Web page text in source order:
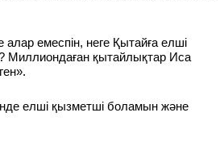
емеспін, неге Қытайға елші
Миллиондаған қытайлықтар Иса
елші қызметші боламын және